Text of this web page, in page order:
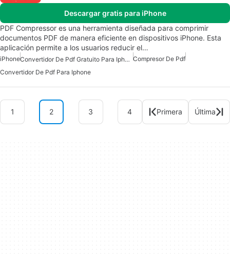
Descargar gratis para iPhone
PDF Compressor es una herramienta diseñada para comprimir
documentos PDF de manera eficiente en dispositivos iPhone. Esta
aplicación permite a los usuarios reducir el…
iPhone Convertidor De Pdf Gratuito Para Iphone Compresor De Pdf
Convertidor De Pdf Para Iphone
1 2 3 4 Primera Última